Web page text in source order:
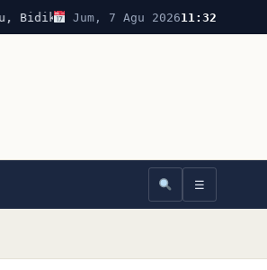
Bahan Bakar Pesawat Rendah
Jum, 7 Agu 202611:32
☰